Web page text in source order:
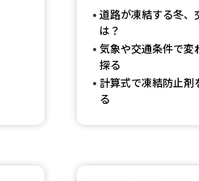
ユーザーサポート
Ｑ＆Ａ よくあるご質問 大学進
お支払いについて
道路が凍結する冬、
は？
気象や交通条件で変
探る
計算式で凍結防止剤
る